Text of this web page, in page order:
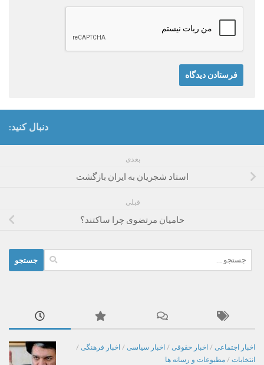
دنبال کنید:
بعدی
استاد شجریان به ایران بازگشت
قبلی
حامیان مرتضوی چرا ساکتند؟
برای:
اخبار اجتماعی / اخبار حقوقی / اخبار سیاسی / اخبار فرهنگی /
انتخابات / مطبوعات و رسانه ها